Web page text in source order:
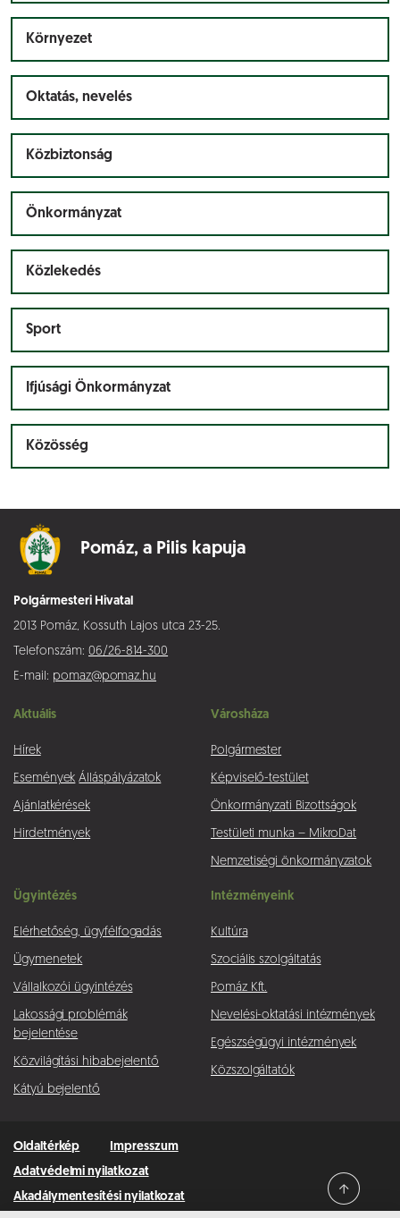
Környezet
Oktatás, nevelés
Közbiztonság
Önkormányzat
Közlekedés
Sport
Ifjúsági Önkormányzat
Közösség
Pomáz, a Pilis kapuja
Polgármesteri Hivatal
2013 Pomáz, Kossuth Lajos utca 23-25.
Telefonszám: 06/26-814-300
E-mail: pomaz@pomaz.hu
Aktuális
Hírek
Események Álláspályázatok
Ajánlatkérések
Hirdetmények
Városháza
Polgármester
Képviselő-testület
Önkormányzati Bizottságok
Testületi munka – MikroDat
Nemzetiségi önkormányzatok
Ügyintézés
Elérhetőség, ügyfélfogadás
Ügymenetek
Vállalkozói ügyintézés
Lakossági problémák
bejelentése
Közvilágítási hibabejelentő
Kátyú bejelentő
Intézményeink
Kultúra
Szociális szolgáltatás
Pomáz Kft.
Nevelési-oktatási intézmények
Egészségügyi intézmények
Közszolgáltatók
Oldaltérkép
Impresszum
Adatvédelmi nyilatkozat
Akadálymentesítési nyilatkozat